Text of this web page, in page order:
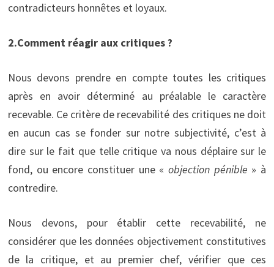
contradicteurs honnêtes et loyaux.
2.Comment réagir aux critiques ?
Nous devons prendre en compte toutes les critiques
après en avoir déterminé au préalable le caractère
recevable. Ce critère de recevabilité des critiques ne doit
en aucun cas se fonder sur notre subjectivité, c’est à
dire sur le fait que telle critique va nous déplaire sur le
fond, ou encore constituer une «objection pénible » à
contredire.
Nous devons, pour établir cette recevabilité, ne
considérer que les données objectivement constitutives
de la critique, et au premier chef, vérifier que ces